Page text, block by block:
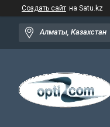
Создать сайт на Satu.kz
Алматы, Казахстан